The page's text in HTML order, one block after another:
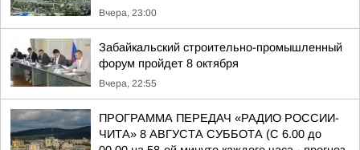
Вчера, 23:00
Забайкальский строительно-промышленный
форум пройдет 8 октября
Вчера, 22:55
ПРОГРАММА ПЕРЕДАЧ «РАДИО РОССИИ-
ЧИТА» 8 АВГУСТА СУББОТА (С 6.00 до